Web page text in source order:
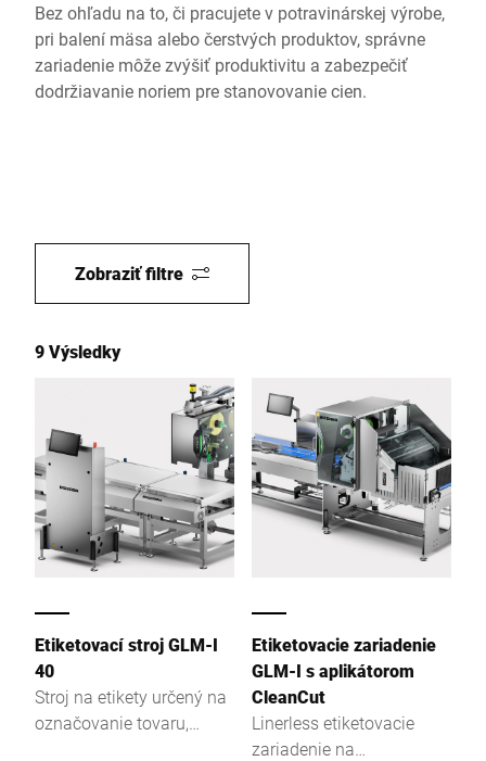
Bez ohľadu na to, či pracujete v potravinárskej výrobe,
pri balení mäsa alebo čerstvých produktov, správne
zariadenie môže zvýšiť produktivitu a zabezpečiť
dodržiavanie noriem pre stanovovanie cien.
Zobraziť filtre
9 Výsledky
Etiketovací stroj GLM-I
40
Stroj na etikety určený na
označovanie tovaru,
Etiketovacie zariadenie
GLM-I s aplikátorom
CleanCut
Linerless etiketovacie
zariadenie na